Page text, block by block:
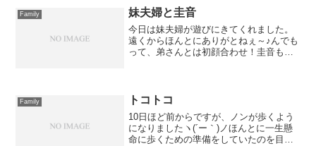
Family 妹夫婦と圭音
今日は妹夫婦が遊びにきてくれました。
遠くからほんとにありがとねぇ～♪んでも
って、弟さんとは初顔合わせ！圭音もと
思う反面でかい！...
Family トコトコ
10日ほど前からですが、ノンが歩くよう
になりましたヽ(´ー｀)ノほんとに一生懸
命に歩くための準備をしていたのを目の